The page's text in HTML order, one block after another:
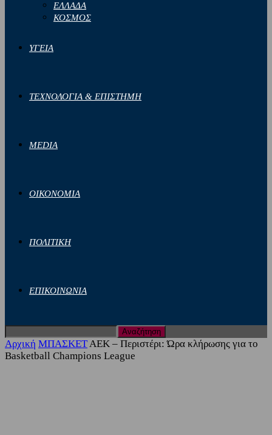
ΕΛΛΑΔΑ
ΚΟΣΜΟΣ
ΥΓΕΙΑ
ΤΕΧΝΟΛΟΓΙΑ & ΕΠΙΣΤΗΜΗ
MEDIA
ΟΙΚΟΝΟΜΙΑ
ΠΟΛΙΤΙΚΗ
ΕΠΙΚΟΙΝΩΝΙΑ
Αρχική ΜΠΑΣΚΕΤΑΕΚ – Περιστέρι: Ώρα κλήρωσης για το
Basketball Champions League